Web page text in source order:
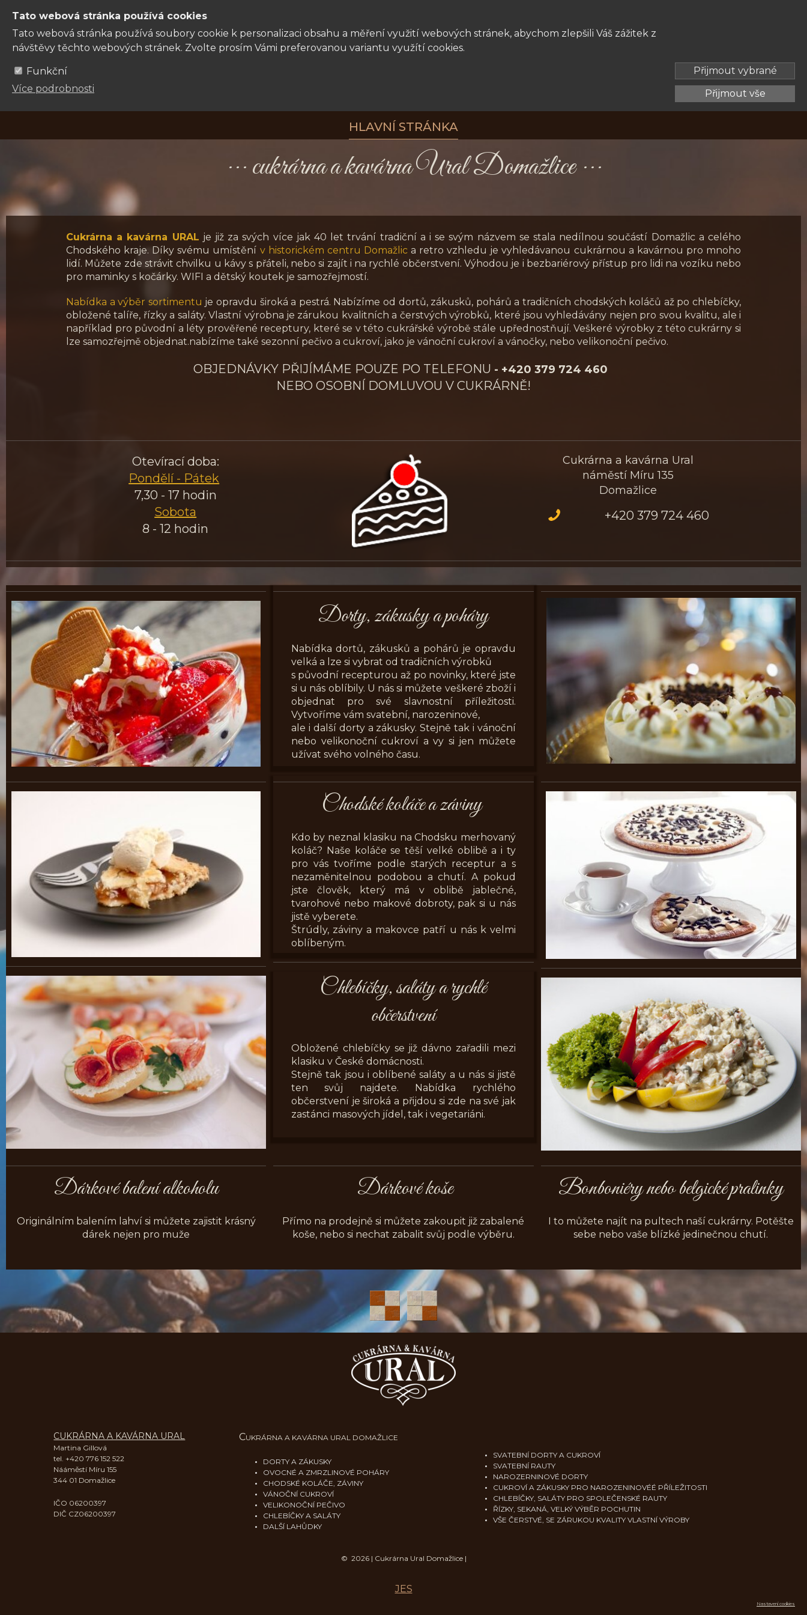
HLAVNÍ STRÁNKA
···cukrárna a kavárna Ural Domažlice ···
Cukrárna a kavárna URAL je již za svých více jak 40 let trvání tradiční a i se svým názvem se stala nedílnou součástí Domažlic a celého
Chodského kraje. Díky svému umístění v historickém centru Domažlica retro vzhledu je vyhledávanou cukrárnou a kavárnou pro mnoho
lidí. Můžete zde strávit chvilku u kávy s přáteli, nebo si zajít i na rychlé občerstvení. Výhodou je i bezbariérový přístup pro lidi na vozíku nebo
pro maminky s kočárky. WIFI a dětský koutek je samozřejmostí.
Nabídka a výběr sortimentu je opravdu široká a pestrá. Nabízíme od dortů, zákusků, pohárů a tradičních chodských koláčů až po chlebíčky,
obložené talíře, řízky a saláty. Vlastní výrobna je zárukou kvalitních a čerstvých výrobků, které jsou vyhledávány nejen pro svou kvalitu, ale i
například pro původní a léty prověřené receptury, které se v této cukrářské výrobě stále upřednostňují. Veškeré výrobky z této cukrárny si
lze samozřejmě objednat.nabízíme také sezonní pečivo a cukroví, jako je vánoční cukroví a vánočky, nebo velikonoční pečivo.
OBJEDNÁVKY PŘIJÍMÁME POUZE PO TELEFONU - +420 379 724 460
NEBO OSOBNÍ DOMLUVOU V CUKRÁRNĚ!
Otevírací doba:
Pondělí - Pátek
7,30 - 17 hodin
Sobota
8 - 12 hodin
Cukrárna a kavárna Ural
náměstí Míru 135
Domažlice
+420 379 724 460
Dorty, zákusky a poháry
Nabídka dortů, zákusků a pohárů je opravdu
velká a lze si vybrat od tradičních výrobků
s původní recepturou až po novinky, které jste
si u nás oblíbily. U nás si můžete veškeré zboží i
objednat pro své slavnostní příležitosti.
Vytvoříme vám svatební, narozeninové,
ale i další dorty a zákusky. Stejně tak i vánoční
nebo velikonoční cukroví a vy si jen můžete
užívat svého volného času.
Chodské koláče a záviny
Kdo by neznal klasiku na Chodsku merhovaný
koláč? Naše koláče se těší velké oblibě a i ty
pro vás tvoříme podle starých receptur a s
nezaměnitelnou podobou a chutí. A pokud
jste člověk, který má v oblibě jablečné,
tvarohové nebo makové dobroty, pak si u nás
jistě vyberete.
Štrúdly, záviny a makovce patří u nás k velmi
oblíbeným.
Chlebíčky, saláty a rychlé
občerstvení
Obložené chlebíčky se již dávno zařadili mezi
klasiku v České domácnosti.
Stejně tak jsou i oblíbené saláty a u nás si jistě
ten svůj najdete. Nabídka rychlého
občerstvení je široká a přijdou si zde na své jak
zastánci masových jídel, tak i vegetariáni.
Dárkové balení alkoholu
Originálním balením lahví si můžete zajistit krásný
dárek nejen pro muže
Dárkové koše
Přímo na prodejně si můžete zakoupit již zabalené
koše, nebo si nechat zabalit svůj podle výběru.
Bonboniéry nebo belgické pralinky
I to můžete najít na pultech naší cukrárny. Potěšte
sebe nebo vaše blízké jedinečnou chutí.
CUKRÁRNA A KAVÁRNA URAL
​Martina Gillová
tel. +420 776 152 522
Nááměstí Míru 155
344 01 Domažlice
IČO 06200397
DIČ CZ06200397
CUKRÁRNA A KAVÁRNA URAL DOMAŽLICE
DORTY A ZÁKUSKY
OVOCNÉ A ZMRZLINOVÉ POHÁRY
CHODSKÉ KOLÁČE, ZÁVINY
VÁNOČNÍ CUKROVÍ
VELIKONOČNÍ PEČIVO
CHLEBÍČKY A SALÁTY
DALŠÍ LAHŮDKY
SVATEBNÍ DORTY A CUKROVÍ
SVATEBNÍ RAUTY
NAROZERNINOVÉ DORTY
CUKROVÍ A ZÁKUSKY PRO NAROZENINOVÉÉ PŘÍLEŽITOSTI
CHLEBÍČKY, SALÁTY PRO SPOLEČENSKÉ RAUTY
ŘÍZKY, SEKANÁ, VELKÝ VÝBĚR POCHUTIN
VŠE ČERSTVÉ, SE ZÁRUKOU KVALITY VLASTNÍ VÝROBY
© 2026 | Cukrárna Ural Domažlice |
JES
Nastavení cookies
Tato webová stránka používá cookies
Tato webová stránka používá soubory cookie k personalizaci obsahu a měření využití webových stránek, abychom zlepšili Váš zážitek z
návštěvy těchto webových stránek. Zvolte prosím Vámi preferovanou variantu využítí cookies.
Funkční
Více podrobnosti
Přijmout vybrané
Přijmout vše